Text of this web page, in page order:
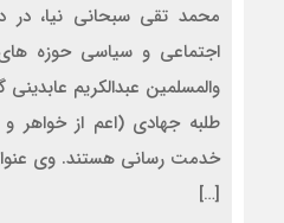
محمد تقی سبحانی نیا، در
اجتماعی و سیاسی حوزه
طلبه جهادی (اعم از خواهر
خدمت رسانی هستند. وی
[…]